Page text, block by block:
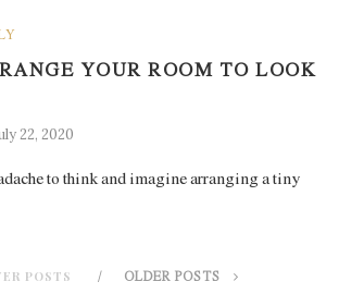
YOUR ROOM TO LOOK
22, 2020
to think and imagine arranging a tiny
POSTS OLDER POSTS